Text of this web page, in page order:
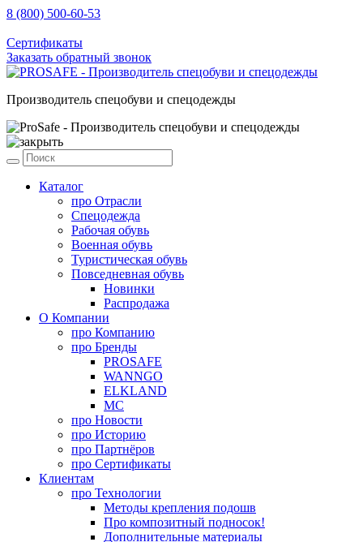
8 (800) 500-60-53
Сертификаты
Заказать обратный звонок
Производитель спецобуви и спецодежды
Каталог
про Отрасли
Спецодежда
Рабочая обувь
Военная обувь
Туристическая обувь
Повседневная обувь
Новинки
Распродажа
О Компании
про Компанию
про Бренды
PROSAFE
WANNGO
ELKLAND
MC
про Новости
про Историю
про Партнёров
про Сертификаты
Клиентам
про Технологии
Методы крепления подошв
Про композитный подносок!
Дополнительные материалы